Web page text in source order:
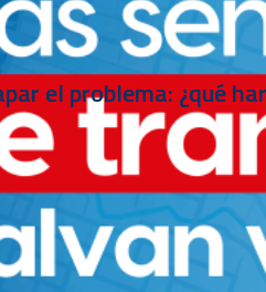
el problema: ¿qué